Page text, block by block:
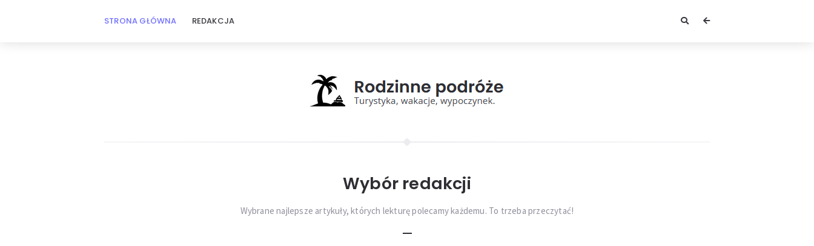
STRONA GŁÓWNA REDAKCJA
Wybór redakcji
Wybrane najlepsze artykuły, których lekturę polecamy każdemu. To trzeba przeczytać!